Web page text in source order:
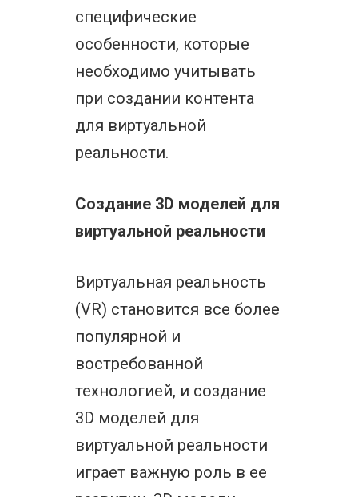
специфические
особенности, которые
необходимо учитывать
при создании контента
для виртуальной
реальности.
Создание 3D моделей для
виртуальной реальности
Виртуальная реальность
(VR) становится все более
популярной и
востребованной
технологией, и создание
3D моделей для
виртуальной реальности
играет важную роль в ее